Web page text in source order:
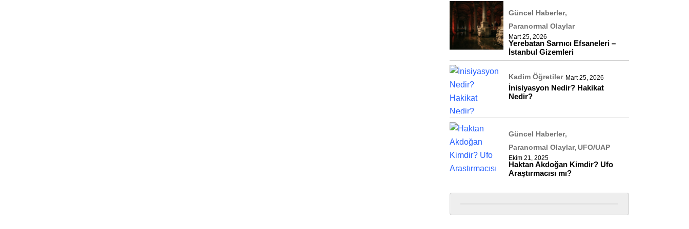
Güncel Haberler
Paranormal Olaylar
Mart 25, 2026
Yerebatan Sarnıcı Efsaneleri –
İstanbul Gizemleri
Kadim Öğretiler Mart 25, 2026
İnisiyasyon Nedir? Hakikat
Nedir?
Güncel Haberler
Paranormal Olaylar UFO/UAP
Ekim 21, 2025
Haktan Akdoğan Kimdir? Ufo
Araştırmacısı mı?